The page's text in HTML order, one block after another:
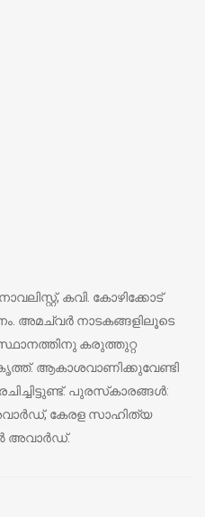
കവി. കോഴിക്കോട്
അമച്വര്‍ നാടകങ്ങളിലൂടെ
കരുത്തുറ്റ
ആകാശവാണിക്കുവേണ്ടി
പുരസ്‌കാരങ്ങള്‍:
കേരള സാഹിത്യ
അവാര്‍ഡ്.